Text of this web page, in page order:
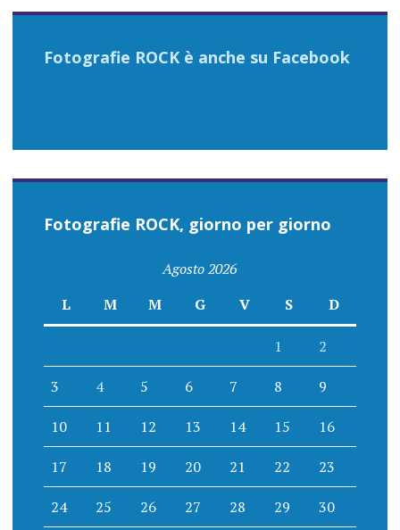
Fotografie ROCK è anche su Facebook
Fotografie ROCK, giorno per giorno
Agosto 2026
L
M M G V S D
1 2
3 4 5 6 7 8 9
10 11 12 13 14 15 16
17 18 19 20 21 22 23
24 25 26 27 28 29 30